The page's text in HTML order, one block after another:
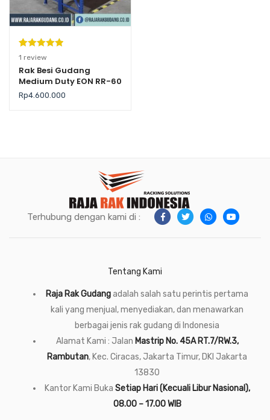
Peringkat
5.00dari 5
berdasarka
n
1
penilaian
1 review
Rak Besi Gudang
Medium Duty EON RR-60
Rp4.600.000
Terhubung dengan kami di :
Tentang Kami
Raja Rak Gudangadalah salah satu perintis pertama
kali yang menjual, menyediakan, dan menawarkan
berbagai jenis rak gudang di Indonesia
Alamat Kami : Jalan Mastrip No. 45A RT.7/RW.3,
Rambutan, Kec. Ciracas, Jakarta Timur, DKI Jakarta
13830
Kantor Kami Buka Setiap Hari (Kecuali Libur Nasional),
08.00 – 17.00 WIB